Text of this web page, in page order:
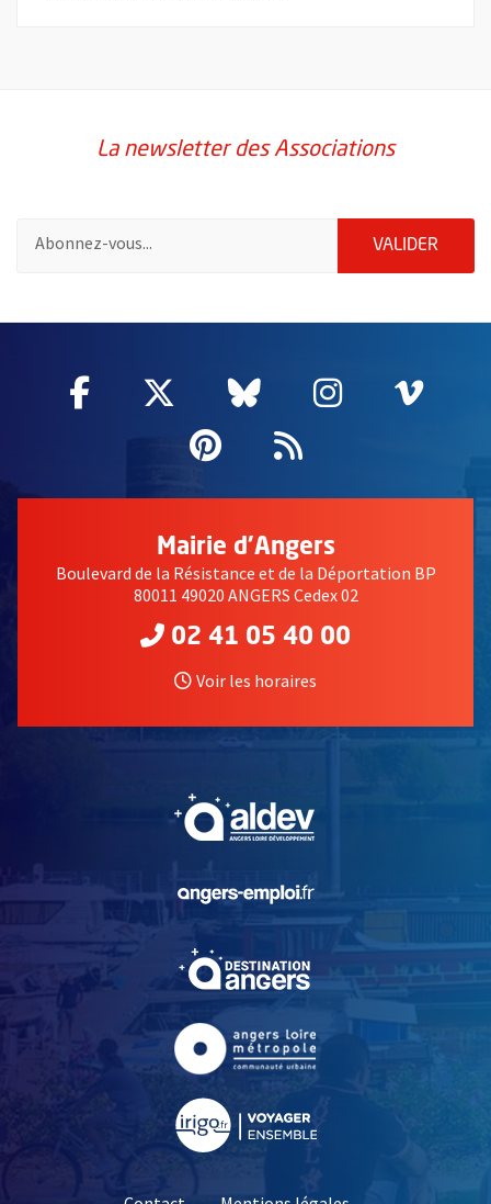
La newsletter des Associations
VALIDER
Facebook
, Ouvre une nouvelle fenêtre
Twitter
, Ouvre une nouvelle
Bluesky
, Ouvre une
Instagram
, Ouvre
,
Pinterest
, Ouvre une
Flux RSS
Mairie d'Angers
Boulevard de la Résistance et de la Déportation BP
80011 49020 ANGERS Cedex 02
02 41 05 40 00
Voir les horaires
, Ouvre une nouvelle
, Ouvre une nouvelle